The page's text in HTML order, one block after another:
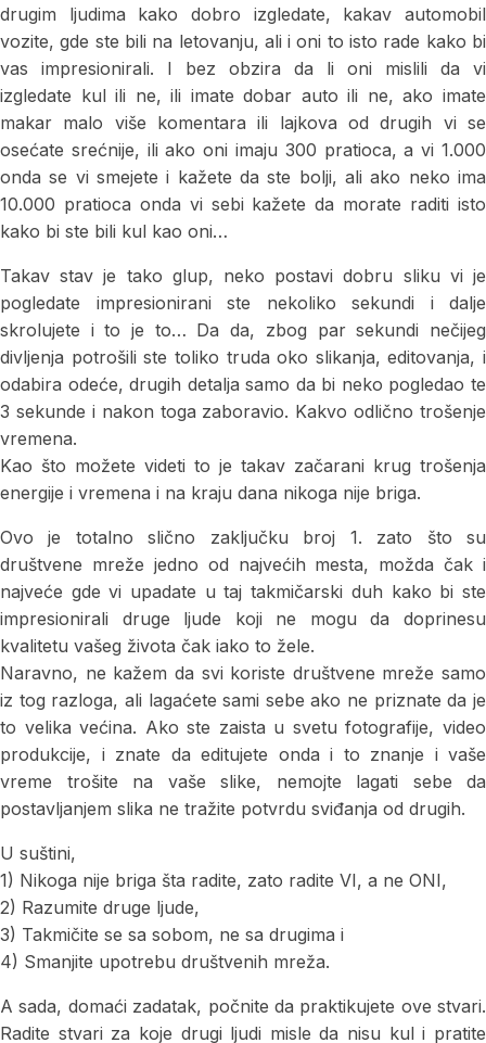
drugim ljudima kako dobro izgledate, kakav automobil
vozite, gde ste bili na letovanju, ali i oni to isto rade kako bi
vas impresionirali. I bez obzira da li oni mislili da vi
izgledate kul ili ne, ili imate dobar auto ili ne, ako imate
makar malo više komentara ili lajkova od drugih vi se
osećate srećnije, ili ako oni imaju 300 pratioca, a vi 1.000
onda se vi smejete i kažete da ste bolji, ali ako neko ima
10.000 pratioca onda vi sebi kažete da morate raditi isto
kako bi ste bili kul kao oni…
Takav stav je tako glup, neko postavi dobru sliku vi je
pogledate impresionirani ste nekoliko sekundi i dalje
skrolujete i to je to… Da da, zbog par sekundi nečijeg
divljenja potrošili ste toliko truda oko slikanja, editovanja, i
odabira odeće, drugih detalja samo da bi neko pogledao te
3 sekunde i nakon toga zaboravio. Kakvo odlično trošenje
vremena.
Kao što možete videti to je takav začarani krug trošenja
energije i vremena i na kraju dana nikoga nije briga.
Ovo je totalno slično zaključku broj 1. zato što su
društvene mreže jedno od najvećih mesta, možda čak i
najveće gde vi upadate u taj takmičarski duh kako bi ste
impresionirali druge ljude koji ne mogu da doprinesu
kvalitetu vašeg života čak iako to žele.
Naravno, ne kažem da svi koriste društvene mreže samo
iz tog razloga, ali lagaćete sami sebe ako ne priznate da je
to velika većina. Ako ste zaista u svetu fotografije, video
produkcije, i znate da editujete onda i to znanje i vaše
vreme trošite na vaše slike, nemojte lagati sebe da
postavljanjem slika ne tražite potvrdu sviđanja od drugih.
U suštini,
1) Nikoga nije briga šta radite, zato radite VI, a ne ONI,
2) Razumite druge ljude,
3) Takmičite se sa sobom, ne sa drugima i
4) Smanjite upotrebu društvenih mreža.
A sada, domaći zadatak, počnite da praktikujete ove stvari.
Radite stvari za koje drugi ljudi misle da nisu kul i pratite